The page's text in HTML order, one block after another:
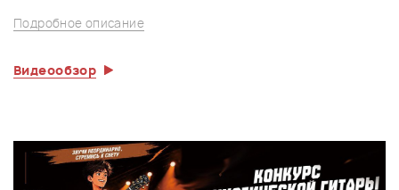
Подробное описание
Видеообзор